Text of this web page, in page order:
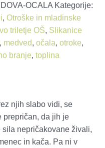
OCALA Kategorije:
, Otroške in mladinske
triletje OŠ, Slikanice
, medved, očala, otroke,
branje, toplina
njih slabo vidi, se
prepričan, da jih je
nepričakovane živali,
in kača. Pa ni v